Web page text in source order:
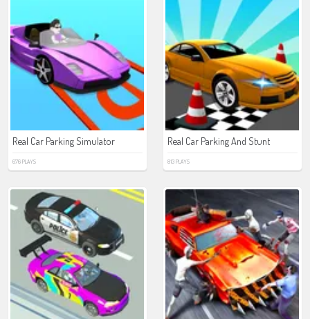
Real Car Parking Simulator
676 PLAYS
Real Car Parking And Stunt
813 PLAYS